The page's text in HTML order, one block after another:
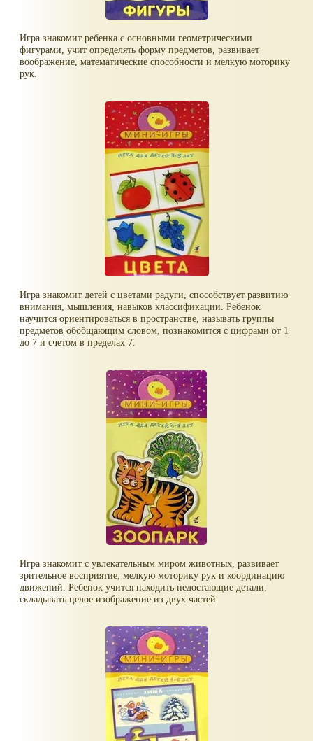
Игра знакомит ребенка с основными геометрическими
фигурами, учит определять форму предметов, развивает
воображение, математические способности и мелкую моторику
рук.
Игра знакомит детей с цветами радуги, способствует развитию
внимания, мышления, навыков классификации. Ребенок
научится ориентироваться в пространстве, называть группы
предметов обобщающим словом, познакомится с цифрами от 1
до 7 и счетом в пределах 7.
Игра знакомит с увлекательным миром животных, развивает
зрительное восприятие, мелкую моторику рук и координацию
движений. Ребенок учится находить недостающие детали,
складывать целое изображение из двух частей.